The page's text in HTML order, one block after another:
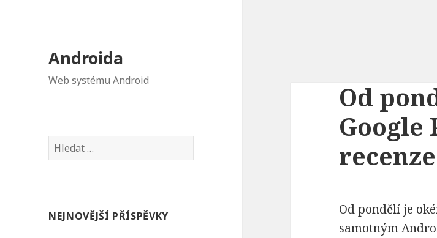
Androida
Web systému Android
V
y
d
NEJNOVĚJŠÍ PŘÍSPĚVKY
Od
Google
Od pondělí je
samotným